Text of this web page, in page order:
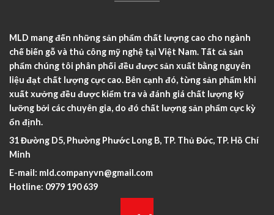
MLD mang đến những sản phẩm chất lượng cao cho ngành
chế biến gỗ và thủ công mỹ nghệ tại Việt Nam. Tất cả sản
phẩm chúng tôi phân phối đều được sản xuất bằng nguyên
liệu đạt chất lượng cực cao. Bên cạnh đó, từng sản phẩm khi
xuất xưởng đều được kiểm tra và đánh giá chất lượng kỹ
lưỡng bởi các chuyên gia, do đó chất lượng sản phẩm cực kỳ
ổn định.
31 Đường D5, Phường Phước Long B, TP. Thủ Đức, TP. Hồ Chí
Minh
E-mail: mld.companyvn@gmail.com
Hotline: 0979 190 639